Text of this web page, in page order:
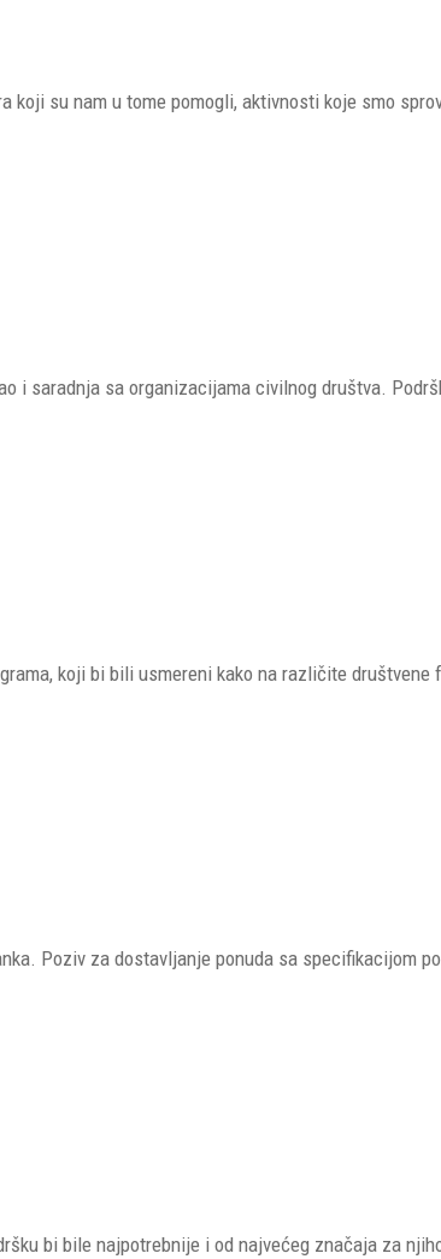
koji su nam u tome pomogli, aktivnosti koje smo
i saradnja sa organizacijama civilnog društva.
koji bi bili usmereni kako na različite društvene
Poziv za dostavljanje ponuda sa specifikacijom
bi bile najpotrebnije i od najvećeg značaja za